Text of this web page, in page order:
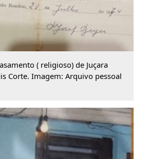
( religioso) de Juçara
Corte. Imagem: Arquivo pessoal